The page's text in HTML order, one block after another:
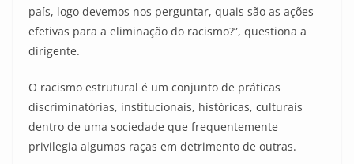
país, logo devemos nos perguntar, quais são as ações
efetivas para a eliminação do racismo?”, questiona a
dirigente.
O racismo estrutural é um conjunto de práticas
discriminatórias, institucionais, históricas, culturais
dentro de uma sociedade que frequentemente
privilegia algumas raças em detrimento de outras.